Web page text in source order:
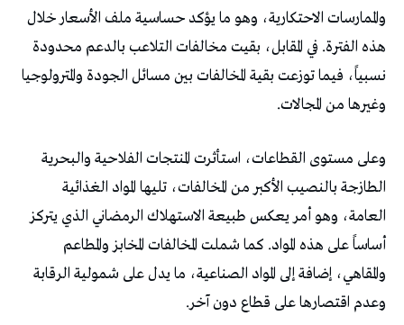
والممارسات الاحتكارية، وهو ما يؤكد حساسية ملف الأسعار خلال
هذه الفترة. في المقابل، بقيت مخالفات التلاعب بالدعم محدودة
نسبياً، فيما توزعت بقية المخالفات بين مسائل الجودة والمترولوجيا
وغيرها من المجالات.
وعلى مستوى القطاعات، استأثرت المنتجات الفلاحية والبحرية
الطازجة بالنصيب الأكبر من المخالفات، تليها المواد الغذائية
العامة، وهو أمر يعكس طبيعة الاستهلاك الرمضاني الذي يتركز
أساساً على هذه المواد. كما شملت المخالفات المخابز والمطاعم
والمقاهي، إضافة إلى المواد الصناعية، ما يدل على شمولية الرقابة
وعدم اقتصارها على قطاع دون آخر.